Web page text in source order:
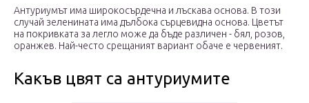
Антуриумът има широкосърдечна и лъскава основа. В този
случай зеленината има дълбока сърцевидна основа. Цветът
на покривката за легло може да бъде различен - бял, розов,
оранжев. Най-често срещаният вариант обаче е червеният.
Какъв цвят са антуриумите